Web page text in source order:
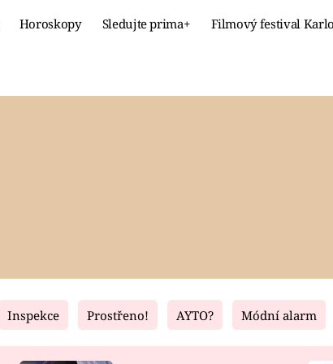
Horoskopy Sledujte prima+ Filmový festival
Fresh Living
Inspekce Prostřeno! AYTO? Módní alarm